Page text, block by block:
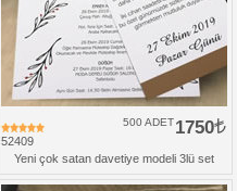
52409
1750
500 ADET
Yeni çok satan davetiye modeli 3lü set